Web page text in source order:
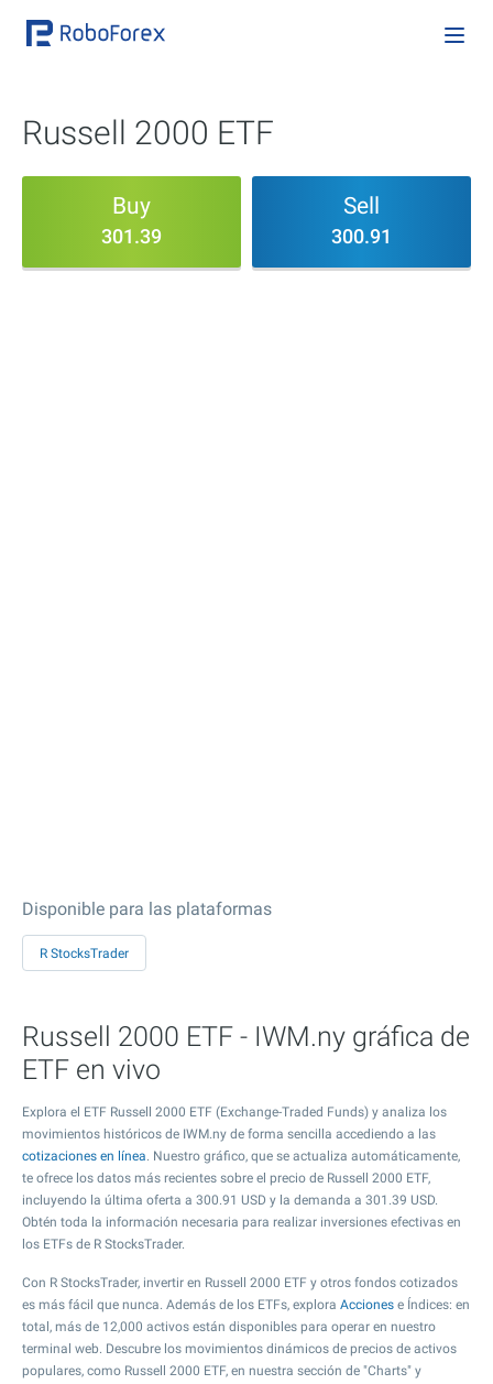
Russell 2000 ETF
Buy
301.39
Sell
300.91
Disponible para las plataformas
R StocksTrader
Russell 2000 ETF - IWM.ny gráfica de
ETF en vivo
Explora el ETF Russell 2000 ETF (Exchange-Traded Funds) y analiza los
movimientos históricos de IWM.ny de forma sencilla accediendo a las
cotizaciones en línea. Nuestro gráfico, que se actualiza automáticamente,
te ofrece los datos más recientes sobre el precio de Russell 2000 ETF,
incluyendo la última oferta a 300.91 USD y la demanda a 301.39 USD.
Obtén toda la información necesaria para realizar inversiones efectivas en
los ETFs de R StocksTrader.
Con R StocksTrader, invertir en Russell 2000 ETF y otros fondos cotizados
es más fácil que nunca. Además de los ETFs, explora Acciones e Índices: en
total, más de 12,000 activos están disponibles para operar en nuestro
terminal web. Descubre los movimientos dinámicos de precios de activos
populares, como Russell 2000 ETF, en nuestra sección de "Charts" y